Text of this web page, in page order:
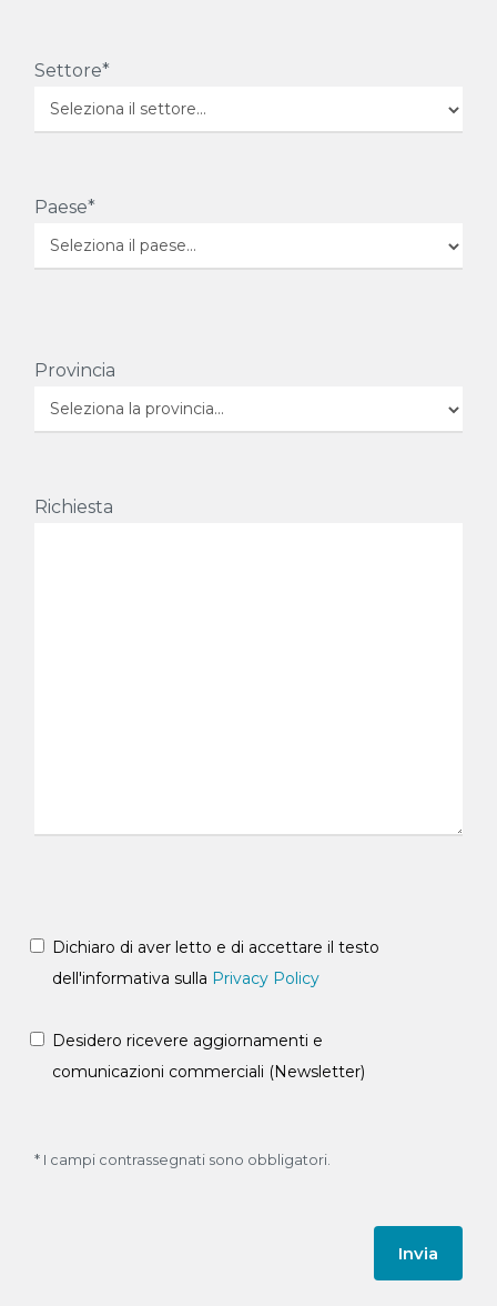
Settore*
Paese*
Provincia
Richiesta
Dichiaro di aver letto e di accettare il testo
dell'informativa sulla Privacy Policy
Desidero ricevere aggiornamenti e
comunicazioni commerciali (Newsletter)
* I campi contrassegnati sono obbligatori.